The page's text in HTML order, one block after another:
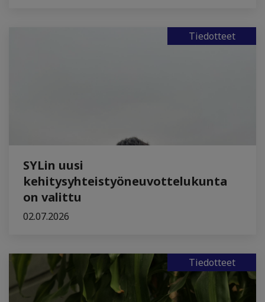
Tiedotteet
SYLin uusi
kehitysyhteistyöneuvottelukunta
on valittu
02.07.2026
Tiedotteet